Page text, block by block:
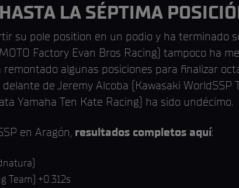
LA SÉPTIMA
su pole position en un podio y ha terminado
Factory Evan Bros Racing) tampoco ha
algunas posiciones para finalizar
de Jeremy Alcoba (Kawasaki
Yamaha Ten Kate Racing) ha sido undécimo.
en Aragón, resultados completos aquí:
Team) +0.312s